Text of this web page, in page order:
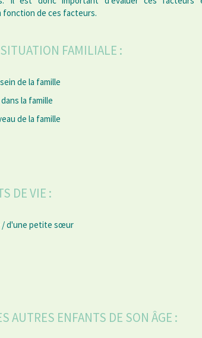
fonction de ces facteurs.
FAMILIALE :
de la famille
la famille
de la famille
DE VIE :
/ d'une petite sœur
AUTRES ENFANTS DE SON ÂGE :